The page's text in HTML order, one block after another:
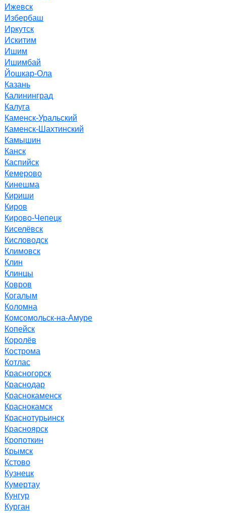
Ижевск
Избербаш
Иркутск
Искитим
Ишим
Ишимбай
Йошкар-Ола
Казань
Калининград
Калуга
Каменск-Уральский
Каменск-Шахтинский
Камышин
Канск
Каспийск
Кемерово
Кинешма
Кириши
Киров
Кирово-Чепецк
Киселёвск
Кисловодск
Климовск
Клин
Клинцы
Ковров
Когалым
Коломна
Комсомольск-на-Амуре
Копейск
Королёв
Кострома
Котлас
Красногорск
Краснодар
Краснокаменск
Краснокамск
Краснотурьинск
Красноярск
Кропоткин
Крымск
Кстово
Кузнецк
Кумертау
Кунгур
Курган